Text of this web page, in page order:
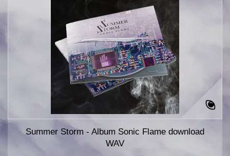
Summer Storm - Album Sonic Flame download
WAV